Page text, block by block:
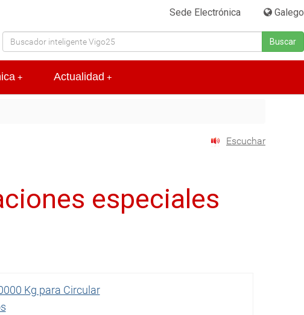
Sede Electrónica Galego
Buscar
+ +
Actualidad
Escuchar
especiales
Kg para Circular